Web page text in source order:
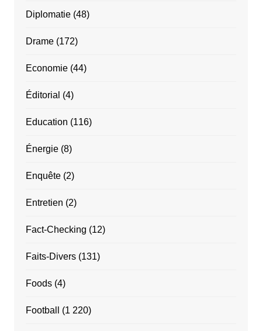
Diplomatie(48)
Drame(172)
Economie(44)
Éditorial (4)
Education (116)
Énergie(8)
Enquête(2)
Entretien (2)
Fact-Checking (12)
Faits-Divers(131)
Foods(4)
Football (1 220)